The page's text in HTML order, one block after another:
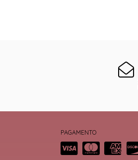
PAGAMENTO